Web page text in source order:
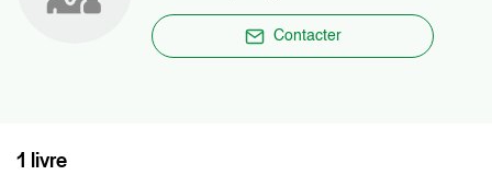
Contacter
1 livre